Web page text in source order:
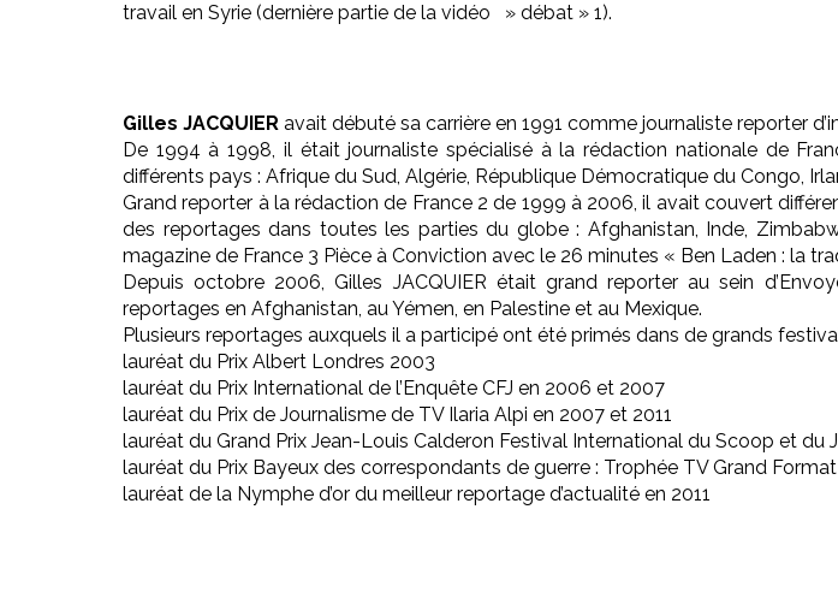
travail en Syrie (dernière partie de la vidéo » débat » 1).
Gilles JACQUIER avait débuté sa carrière en 1991 comme journaliste reporter
De 1994 à 1998, il était journaliste spécialisé à la rédaction nationale de
différents pays : Afrique du Sud, Algérie, République Démocratique du Congo,
Grand reporter à la rédaction de France 2 de 1999 à 2006, il avait couvert
des reportages dans toutes les parties du globe : Afghanistan, Inde,
magazine de France 3 Pièce à Conviction avec le 26 minutes « Ben Laden : la
Depuis octobre 2006, Gilles JACQUIER était grand reporter au sein
reportages en Afghanistan, au Yémen, en Palestine et au Mexique.
Plusieurs reportages auxquels il a participé ont été primés dans de grands
lauréat du Prix Albert Londres 2003
lauréat du Prix International de l’Enquête CFJ en 2006 et 2007
lauréat du Prix de Journalisme de TV Ilaria Alpi en 2007 et 2011
lauréat du Grand Prix Jean-Louis Calderon Festival International du Scoop et du
lauréat du Prix Bayeux des correspondants de guerre : Trophée TV Grand
lauréat de la Nymphe d’or du meilleur reportage d’actualité en 2011